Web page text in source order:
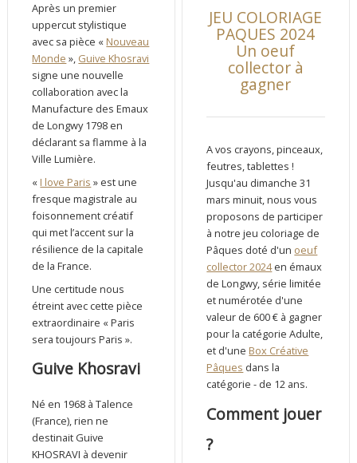
Après un premier
uppercut stylistique
avec sa pièce « Nouveau
Monde », Guive Khosravi
signe une nouvelle
collaboration avec la
Manufacture des Emaux
de Longwy 1798 en
déclarant sa flamme à la
Ville Lumière.
« I love Paris » est une
fresque magistrale au
foisonnement créatif
qui met l’accent sur la
résilience de la capitale
de la France.
Une certitude nous
étreint avec cette pièce
extraordinaire « Paris
sera toujours Paris ».
Guive Khosravi
Né en 1968 à Talence
(France), rien ne
destinait Guive
KHOSRAVI à devenir
JEU COLORIAGE
PAQUES 2024
Un oeuf
collector à
gagner
A vos crayons, pinceaux,
feutres, tablettes !
Jusqu'au dimanche 31
mars minuit, nous vous
proposons de participer
à notre jeu coloriage de
Pâques doté d'un oeuf
collector 2024en émaux
de Longwy, série limitée
et numérotée d'une
valeur de 600 € à gagner
pour la catégorie Adulte,
et d'une Box Créative
Pâques dans la
catégorie - de 12 ans.
Comment jouer
?